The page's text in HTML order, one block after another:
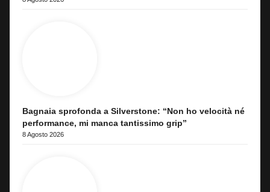
Bagnaia sprofonda a Silverstone: “Non ho velocità né
performance, mi manca tantissimo grip”
8 Agosto 2026